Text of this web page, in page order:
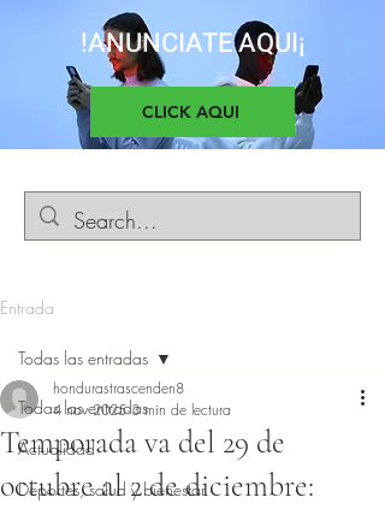
!ANUNCIATE AQUI¡
CLICK AQUI
Entrada
Todas las entradas
Actualidad
Deportes, salud y bienestar
Todas las entradas
Temporada va del 29 de
octubre al 2 de diciembre:
hondurastrascenden8
4 nov 2025 3 min de lectura